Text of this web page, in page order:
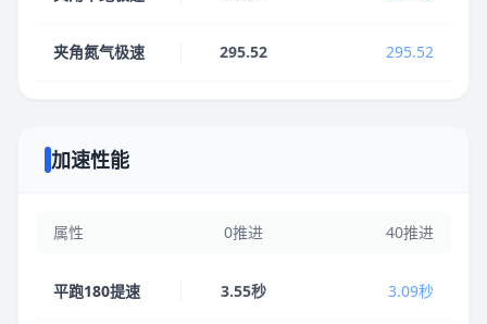
夹角氮气极速 295.52 295.52
加速性能
属性 0推进 40推进
平跑180提速 3.55秒 3.09秒